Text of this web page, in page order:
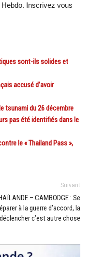
Inscrivez vous
sont-ils solides et
accusé d’avoir
tsunami du 26 décembre
pas été identifiés dans le
le « Thailand Pass »,
Suivant
– CAMBODGE : Se
à la guerre d’accord, la
déclencher c’est autre chose